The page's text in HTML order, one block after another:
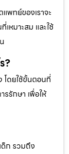
ทย์ของเราจะ
เหมาะสม และใช้
?
โดยใช้ขั้นตอนที่
รักษา เพื่อให้
ด็ก รวมถึง